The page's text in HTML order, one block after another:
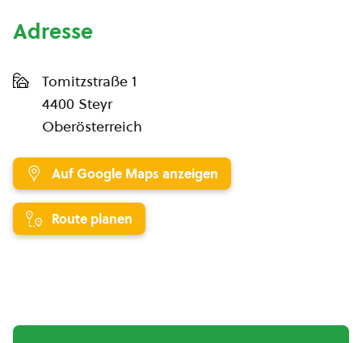
Adresse
Tomitzstraße 1
4400 Steyr
Oberösterreich
Auf Google Maps anzeigen
Route planen